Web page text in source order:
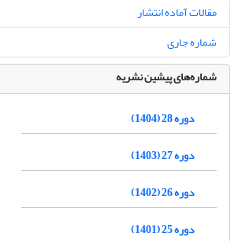
مقالات آماده انتشار
شماره جاری
شماره‌های پیشین نشریه
دوره 28 (1404)
دوره 27 (1403)
دوره 26 (1402)
دوره 25 (1401)